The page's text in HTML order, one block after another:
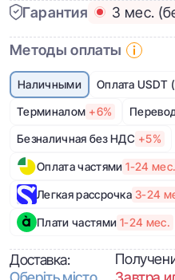
Гарантия 3 мес.
Методы оплаты
Наличными Оплата USDT
Терминалом +6%
Безналичная без НДС +5%
Оплата частями 1-24 мес.
Легкая рассрочка 3-24
Плати частями 1-24 мес.
Доставка: